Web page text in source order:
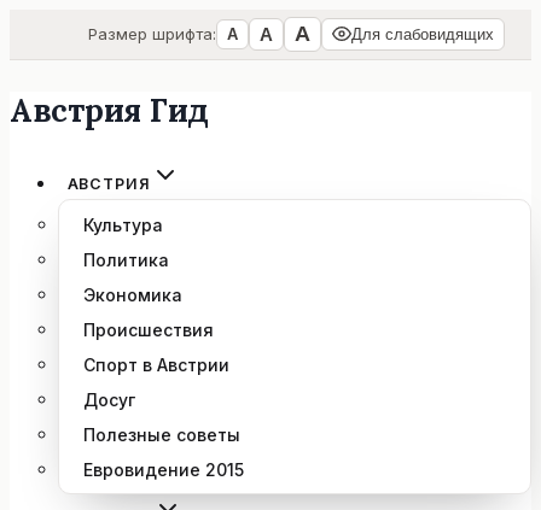
Размер шрифта: А А А Для слабовидящих
Перейти
содержимому
Австрия Гид
АВСТРИЯ
Культура
Политика
Экономика
Происшествия
Спорт в Австрии
Досуг
Полезные советы
Евровидение 2015